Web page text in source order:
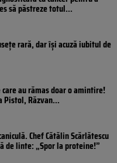
să păstreze totul...
rară, dar își acuză iubitul de
au rămas doar o amintire!
Pistol, Răzvan...
Chef Cătălin Scărlătescu
de linte: „Spor la proteine!”